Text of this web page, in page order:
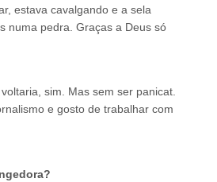
estava cavalgando e a sela
numa pedra. Graças a Deus só
sim. Mas sem ser panicat.
e gosto de trabalhar com